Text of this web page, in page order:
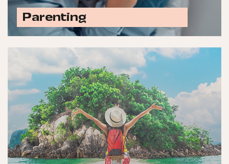
ParentingOntdek alle parenting opties
Laat jouw merk schitteren met advertenties in
titels zoals Enjoy (Transavia), VALK Magazine,
Pureluxe.nl, JAN, Travelvalley.nl, Residence
Traveller en meer.